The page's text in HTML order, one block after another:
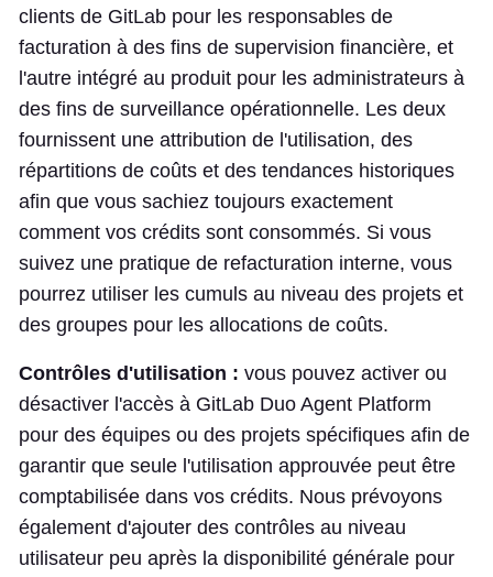
clients de GitLab pour les responsables de
facturation à des fins de supervision financière, et
l'autre intégré au produit pour les administrateurs à
des fins de surveillance opérationnelle. Les deux
fournissent une attribution de l'utilisation, des
répartitions de coûts et des tendances historiques
afin que vous sachiez toujours exactement
comment vos crédits sont consommés. Si vous
suivez une pratique de refacturation interne, vous
pourrez utiliser les cumuls au niveau des projets et
des groupes pour les allocations de coûts.
Contrôles d'utilisation : vous pouvez activer ou
désactiver l'accès à GitLab Duo Agent Platform
pour des équipes ou des projets spécifiques afin de
garantir que seule l'utilisation approuvée peut être
comptabilisée dans vos crédits. Nous prévoyons
également d'ajouter des contrôles au niveau
utilisateur peu après la disponibilité générale pour